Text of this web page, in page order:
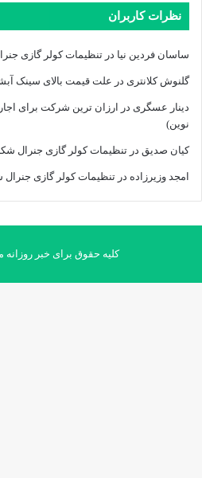
نظرات کاربران
ساسان فردین نیا در تنظیمات کولر گازی
گلنوش کلانتری در علت قیمت بالای سینک
دینار عسگری در
نوین)
کیان صدیق در تنظیمات کولر گازی جنرال
امجد وزیرزاده در تنظیمات کولر گازی جنرال
کلیه حقوق برای خبر